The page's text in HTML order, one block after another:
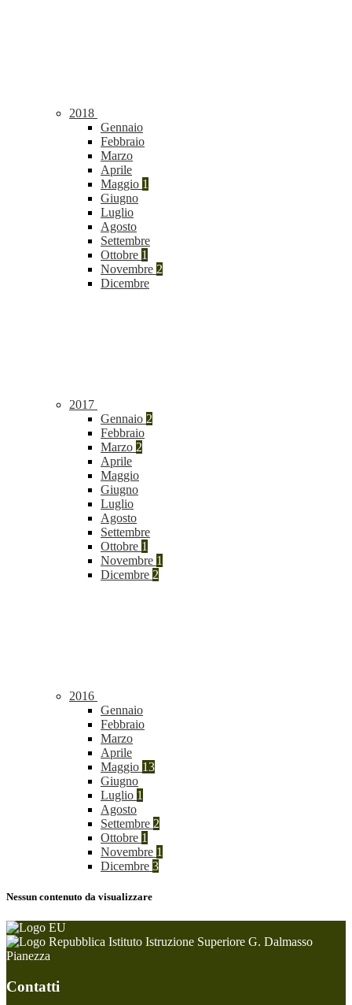
2018
Gennaio
Febbraio
Marzo
Aprile
Maggio 1
Giugno
Luglio
Agosto
Settembre
Ottobre 1
Novembre 2
Dicembre
2017
Gennaio 2
Febbraio
Marzo 2
Aprile
Maggio
Giugno
Luglio
Agosto
Settembre
Ottobre 1
Novembre 1
Dicembre 2
2016
Gennaio
Febbraio
Marzo
Aprile
Maggio 13
Giugno
Luglio 1
Agosto
Settembre 2
Ottobre 1
Novembre 1
Dicembre 3
Nessun contenuto da visualizzare
Istituto Istruzione Superiore G. Dalmasso
Pianezza
Contatti